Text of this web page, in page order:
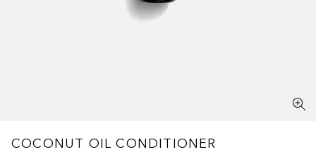
COCONUT OIL CONDITIONER